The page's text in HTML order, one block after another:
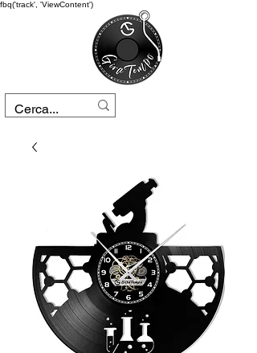
fbq('track', 'ViewContent')